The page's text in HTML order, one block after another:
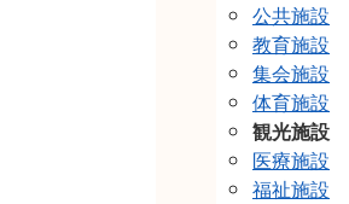
公共施設
教育施設
集会施設
体育施設
観光施設
医療施設
福祉施設